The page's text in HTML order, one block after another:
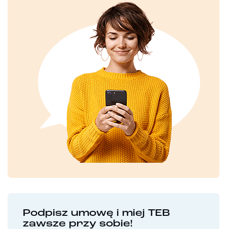
Podpisz umowę i miej TEB
zawsze przy sobie!